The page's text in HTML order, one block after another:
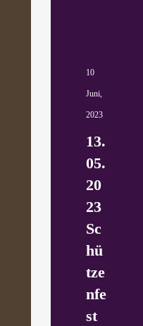
10
Juni,
2023
13.
05.
20
23
Sc
hü
tze
nfe
st